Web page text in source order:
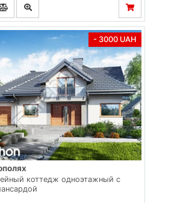
- 3000 UAH
коттедж одноэтажный с